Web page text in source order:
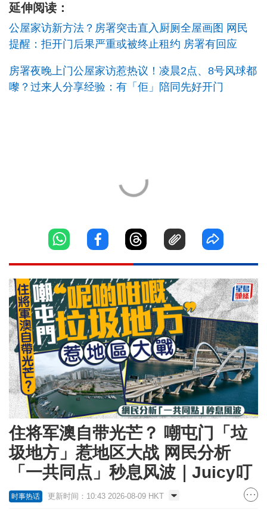
延伸阅读：
公屋家访新方法？房署突击直入厨厕全屋画图 网民
提醒：拒开门后果严重或被终止租约 房署有回应
房署夜晚上门公屋家访惹热议！凌晨2点、8号风球都
嚟？过来人分享经验：有「佢」陪同先好开门
住将军澳自带光芒？ 嘲屯门「垃
圾地方」惹地区大战 网民分析
「一共同点」秒息风波｜Juicy叮
时事热话 更新时间：10:43 2026-08-09 HKT